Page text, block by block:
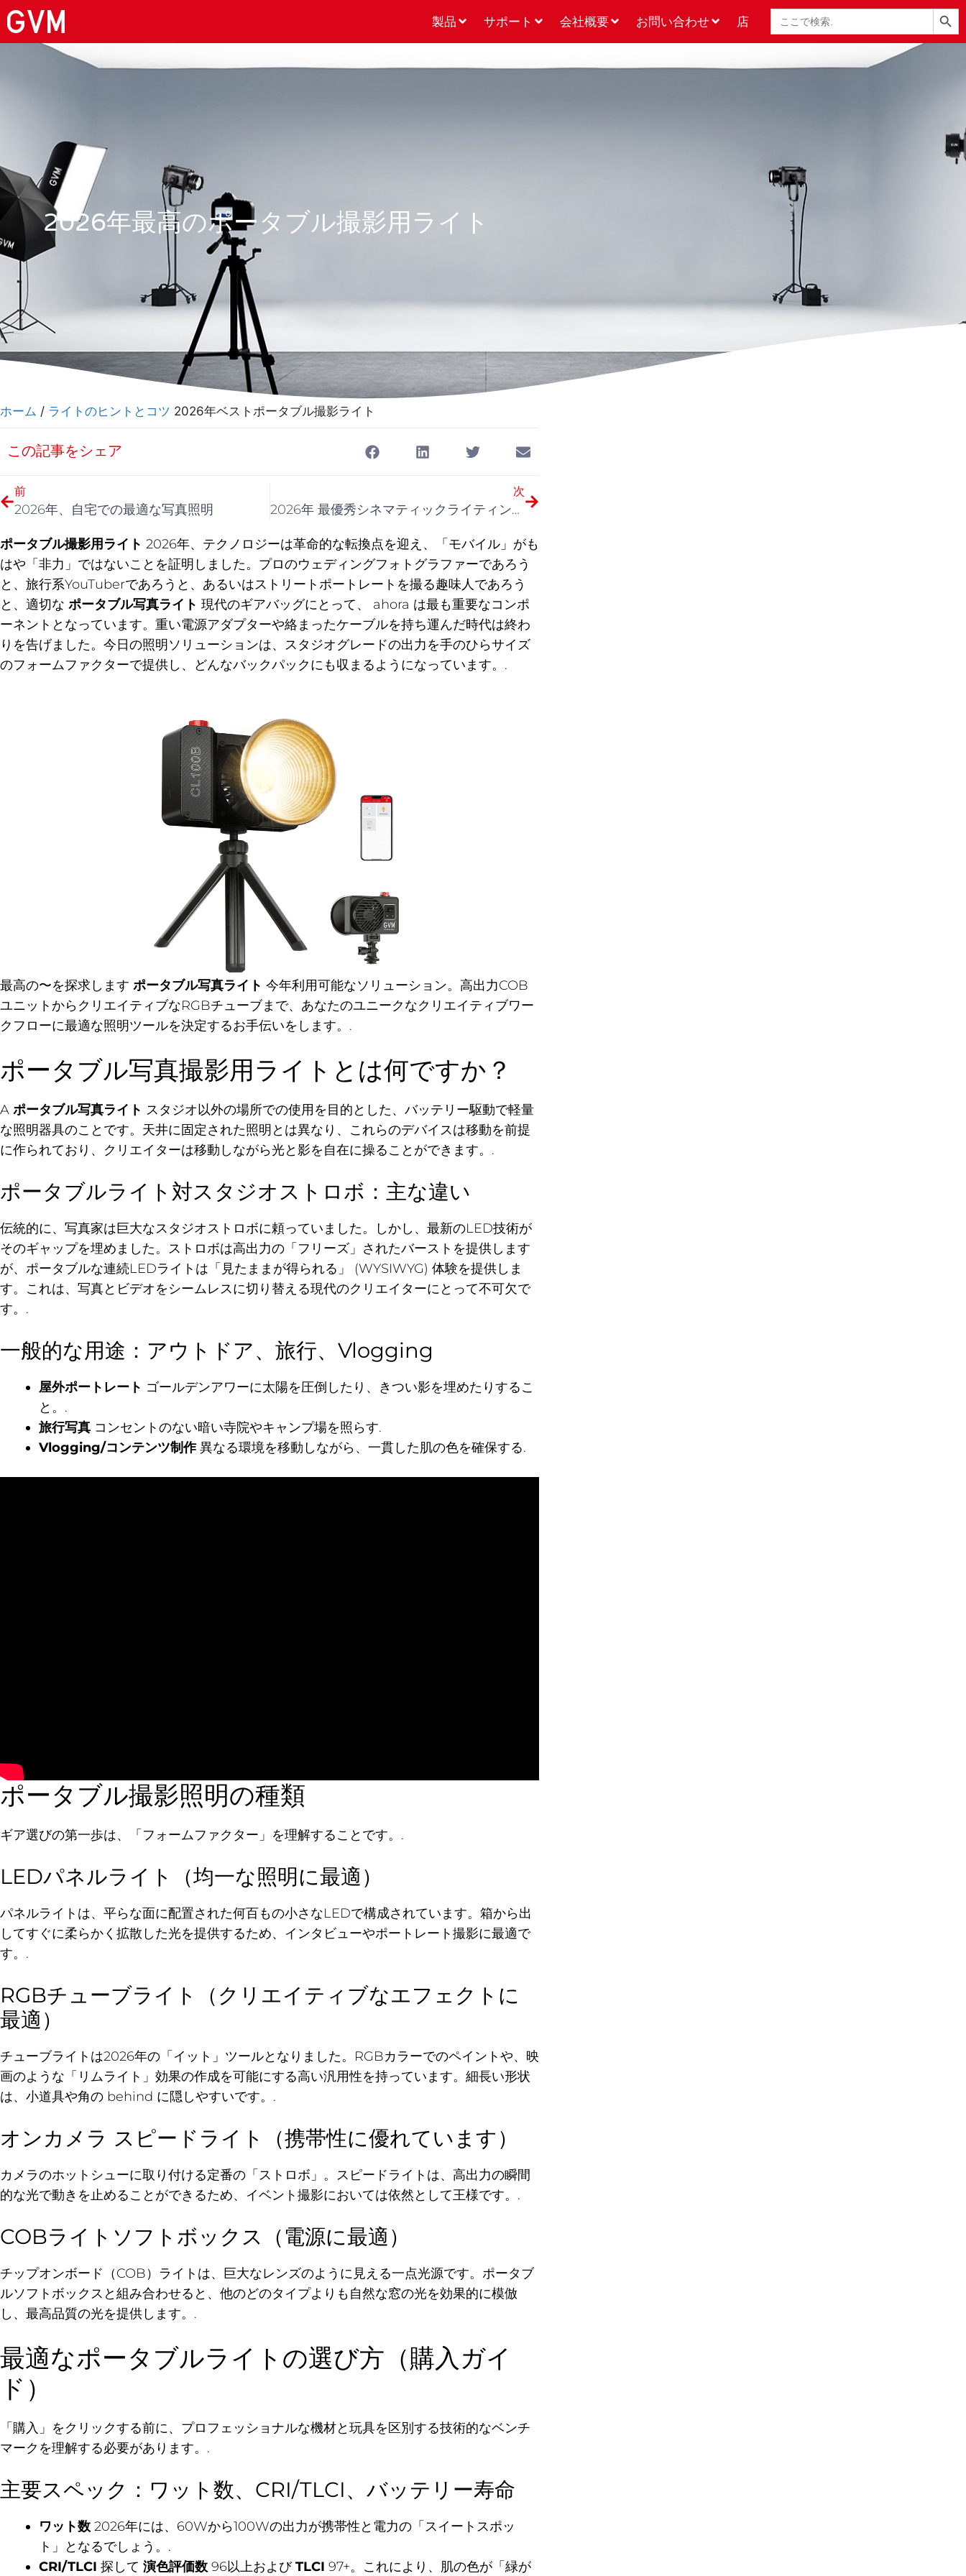
検
索
検索ボタン
製品 サポート 会社概要 お問い合わせ 店
2026年最高のポータブル撮影用ライト
ホーム / ライトのヒントとコツ 2026年ベストポータブル撮影ライト
この記事をシェア
前
2026年、自宅での最適な写真照明
次
2026年 最優秀シネマティックライティングプロダクション
ポータブル撮影用ライト 2026年、テクノロジーは革命的な転換点を迎え、「モバイル」がも
はや「非力」ではないことを証明しました。プロのウェディングフォトグラファーであろう
と、旅行系YouTuberであろうと、あるいはストリートポートレートを撮る趣味人であろう
と、適切な ポータブル写真ライト 現代のギアバッグにとって、 ahora は最も重要なコンポ
ーネントとなっています。重い電源アダプターや絡まったケーブルを持ち運んだ時代は終わ
りを告げました。今日の照明ソリューションは、スタジオグレードの出力を手のひらサイズ
のフォームファクターで提供し、どんなバックパックにも収まるようになっています。.
最高の〜を探求します ポータブル写真ライト 今年利用可能なソリューション。高出力COB
ユニットからクリエイティブなRGBチューブまで、あなたのユニークなクリエイティブワー
クフローに最適な照明ツールを決定するお手伝いをします。.
ポータブル写真撮影用ライトとは何ですか？
A ポータブル写真ライト スタジオ以外の場所での使用を目的とした、バッテリー駆動で軽量
な照明器具のことです。天井に固定された照明とは異なり、これらのデバイスは移動を前提
に作られており、クリエイターは移動しながら光と影を自在に操ることができます。.
ポータブルライト対スタジオストロボ：主な違い
伝統的に、写真家は巨大なスタジオストロボに頼っていました。しかし、最新のLED技術が
そのギャップを埋めました。ストロボは高出力の「フリーズ」されたバーストを提供します
が、ポータブルな連続LEDライトは「見たままが得られる」 (WYSIWYG) 体験を提供しま
す。これは、写真とビデオをシームレスに切り替える現代のクリエイターにとって不可欠で
す。.
一般的な用途：アウトドア、旅行、Vlogging
屋外ポートレート ゴールデンアワーに太陽を圧倒したり、きつい影を埋めたりするこ
と。.
旅行写真 コンセントのない暗い寺院やキャンプ場を照らす.
Vlogging/コンテンツ制作異なる環境を移動しながら、一貫した肌の色を確保する.
ポータブル撮影照明の種類
ギア選びの第一歩は、「フォームファクター」を理解することです。.
LEDパネルライト（均一な照明に最適）
パネルライトは、平らな面に配置された何百もの小さなLEDで構成されています。箱から出
してすぐに柔らかく拡散した光を提供するため、インタビューやポートレート撮影に最適で
す。.
RGBチューブライト（クリエイティブなエフェクトに
最適）
チューブライトは2026年の「イット」ツールとなりました。RGBカラーでのペイントや、映
画のような「リムライト」効果の作成を可能にする高い汎用性を持っています。細長い形状
は、小道具や角の behind に隠しやすいです。.
オンカメラ スピードライト（携帯性に優れています）
カメラのホットシューに取り付ける定番の「ストロボ」。スピードライトは、高出力の瞬間
的な光で動きを止めることができるため、イベント撮影においては依然として王様です。.
COBライトソフトボックス（電源に最適）
チップオンボード（COB）ライトは、巨大なレンズのように見える一点光源です。ポータブ
ルソフトボックスと組み合わせると、他のどのタイプよりも自然な窓の光を効果的に模倣
し、最高品質の光を提供します。.
最適なポータブルライトの選び方（購入ガイ
ド）
「購入」をクリックする前に、プロフェッショナルな機材と玩具を区別する技術的なベンチ
マークを理解する必要があります。.
主要スペック：ワット数、CRI/TLCI、バッテリー寿命
ワット数 2026年には、60Wから100Wの出力が携帯性と電力の「スイートスポッ
ト」となるでしょう。.
CRI/TLCI 探して 演色評価数 96以上およびTLCI 97+。これにより、肌の色が「緑が